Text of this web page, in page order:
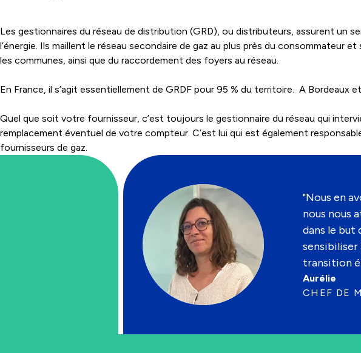
Les gestionnaires du réseau de distribution (GRD), ou distributeurs, assurent un
l’énergie. Ils maillent le réseau secondaire de gaz au plus près du
les communes, ainsi que du raccordement des foyers au réseau.
En France, il s’agit essentiellement de GRDF pour 95 % du territoire. A Bordeaux
Quel que soit votre fournisseur, c’est toujours le gestionnaire du réseau qui
remplacement éventuel de votre compteur. C’est lui qui est également
fournisseurs de gaz.
"Nous en
nous nous
dans le but
sensibiliser
transition
Aurélie
CHEF DE